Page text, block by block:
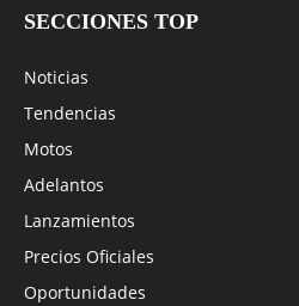
SECCIONES TOP
Noticias
Tendencias
Motos
Adelantos
Lanzamientos
Precios Oficiales
Oportunidades